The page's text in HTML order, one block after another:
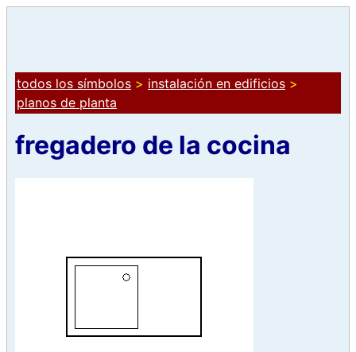
todos los símbolos > instalación en edificios >
planos de planta
fregadero de la cocina